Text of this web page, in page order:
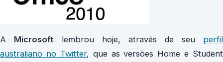
A Microsoft lembrou hoje, através de seu perfil
australiano no Twitter, que as versões Home e Student